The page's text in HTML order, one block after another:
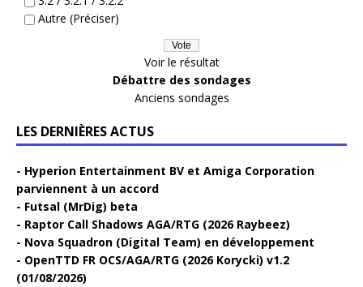
Autre (Préciser)
Voir le résultat
Débattre des sondages
Anciens sondages
LES DERNIÈRES ACTUS
Hyperion Entertainment BV et Amiga Corporation
parviennent à un accord
Futsal (MrDig) beta
Raptor Call Shadows AGA/RTG (2026 Raybeez)
Nova Squadron (Digital Team) en développement
OpenTTD FR OCS/AGA/RTG (2026 Korycki) v1.2
(01/08/2026)